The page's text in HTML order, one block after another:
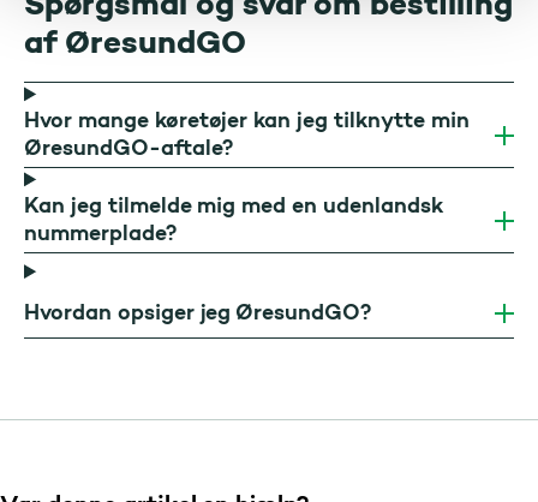
Spørgsmål og svar om bestilling
af ØresundGO
Hvor mange køretøjer kan jeg tilknytte min
ØresundGO-aftale?
Kan jeg tilmelde mig med en udenlandsk
nummerplade?
Hvordan opsiger jeg ØresundGO?